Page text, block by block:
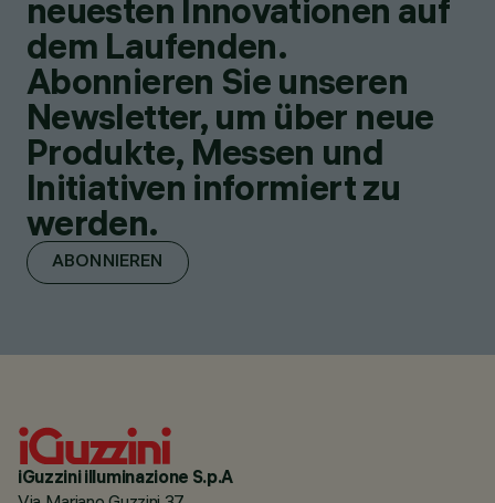
neuesten Innovationen auf
dem Laufenden.
Abonnieren Sie unseren
Newsletter, um über neue
Produkte, Messen und
Initiativen informiert zu
werden.
ABONNIEREN
iGuzzini illuminazione S.p.A